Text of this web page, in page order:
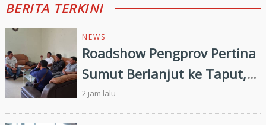
BERITA TERKINI
NEWS
Roadshow Pengprov Pertina
Sumut Berlanjut ke Taput,
Pengkab Siap Dukung
Pembinaan dan Targetkan
2 jam lalu